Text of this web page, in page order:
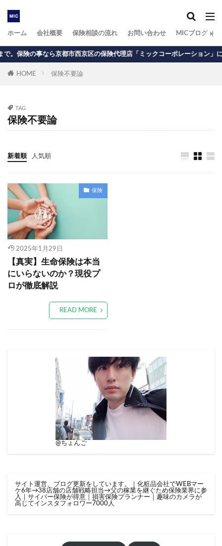
ホーム 会社概要 保険相談の流れ お問い合わせ MICブログ
なら京都市西京区の保険代理店「ミックコーポレーション」にお任せ下
HOME 保険不要論
TAG
保険不要論
新着順 人気順
保険
2025年1月29日
【真実】生命保険は本当
にいらないのか？現役プ
ロが徹底解説
READ MORE
@ちょんご
サイト運営、ブログ更新をしています。｜化粧品会社でWEBマー
ケ6年→38店舗の店舗戦略担当→父の稼業を継ぐため保険業界に参
入｜サイバー保険が得意｜損害保険プランナー｜趣味のカメラが
高じてインスタフォロワー7000人